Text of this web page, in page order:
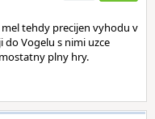
mel tehdy precijen vyhodu v
do Vogelu s nimi uzce
plny hry.